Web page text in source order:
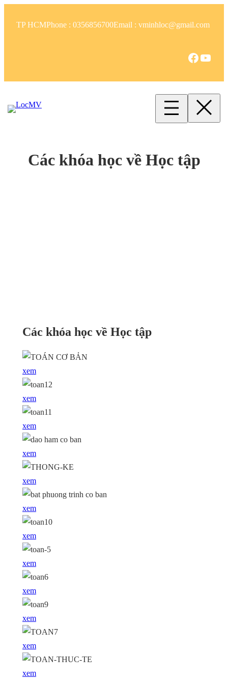
TP HCMPhone : 0356856700Email : vminhloc@gmail.com
Facebook YouTube
Các khóa học về Học tập
Các khóa học về Học tập
xem
xem
xem
xem
xem
xem
xem
xem
xem
xem
xem
xem